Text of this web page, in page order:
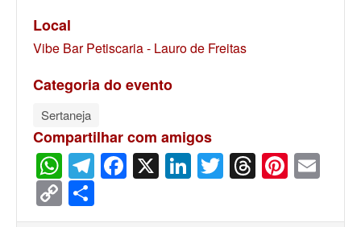
Local
Vibe Bar Petiscaria - Lauro de Freitas
Categoria do evento
Sertaneja
Compartilhar com amigos
WhatsApp
Telegram
Facebook
X LinkedIn
Twitter
Threads
Copy
Link